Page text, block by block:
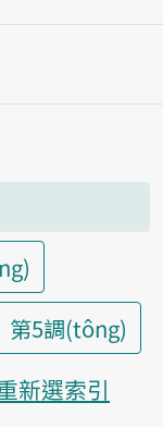
第5調(tông)
新選索引